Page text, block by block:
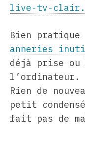
live-tv-
Bien pratique
anneries
déjà prise
l’ordinateur.
Rien de
petit
fait pas de